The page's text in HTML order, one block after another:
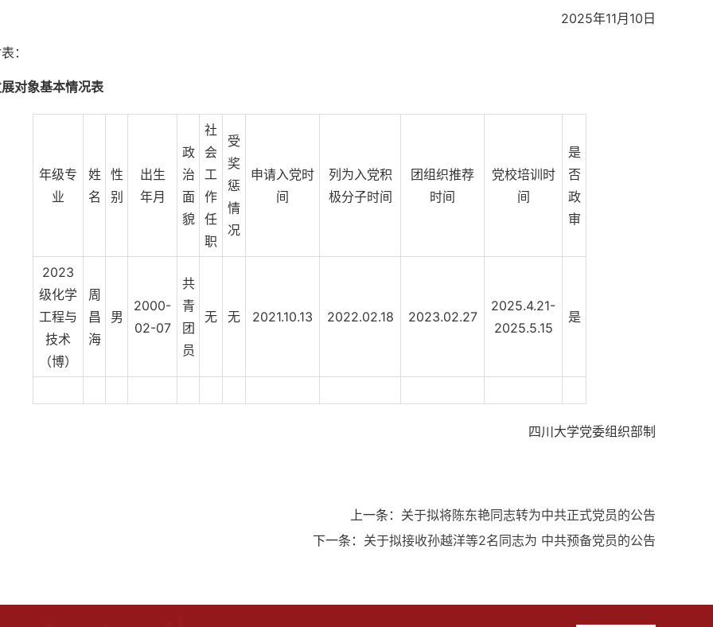
2025年11月10日
：
对象基本情况表
年级专
业
姓
名
性
别
出生
年月
政
治
面
貌
社
会
工
作
任
职
受
奖
惩
情
况
申请入党时
间
列为入党积
极分子时间
团组织推荐
时间
党校培训时
间
是
否
政
审
2023
级化学
工程与
技术
（博）
周
昌
海
男
2000-
02-07
共
青
团
员
无 无 2021.10.13 2022.02.18 2023.02.27
2025.4.21-
2025.5.15
是
四川大学党委组织部制
上一条： 关于拟将陈东艳同志转为中共正式党员的公告
下一条： 关于拟接收孙越洋等2名同志为 中共预备党员的公告